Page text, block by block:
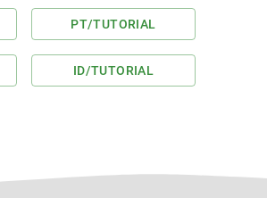
PT/TUTORIAL
ID/TUTORIAL